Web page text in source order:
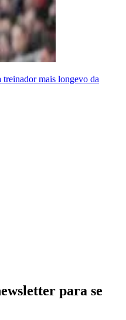
mais longevo da
para se